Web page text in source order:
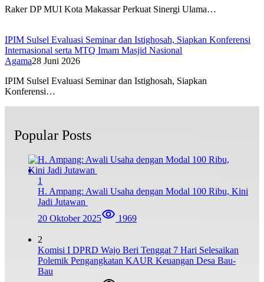
Raker DP MUI Kota Makassar Perkuat Sinergi Ulama…
IPIM Sulsel Evaluasi Seminar dan Istighosah, Siapkan Konferensi
Internasional serta MTQ Imam Masjid Nasional
Agama28 Juni 2026
IPIM Sulsel Evaluasi Seminar dan Istighosah, Siapkan
Konferensi…
Popular Posts
1
H. Ampang: Awali Usaha dengan Modal 100 Ribu, Kini
Jadi Jutawan
20 Oktober 2025
1969
2
Komisi I DPRD Wajo Beri Tenggat 7 Hari Selesaikan
Polemik Pengangkatan KAUR Keuangan Desa Bau-
Bau